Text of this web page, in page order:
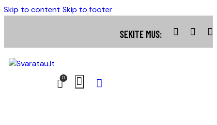
Skip to content Skip to footer
SEKITE MUS:
0